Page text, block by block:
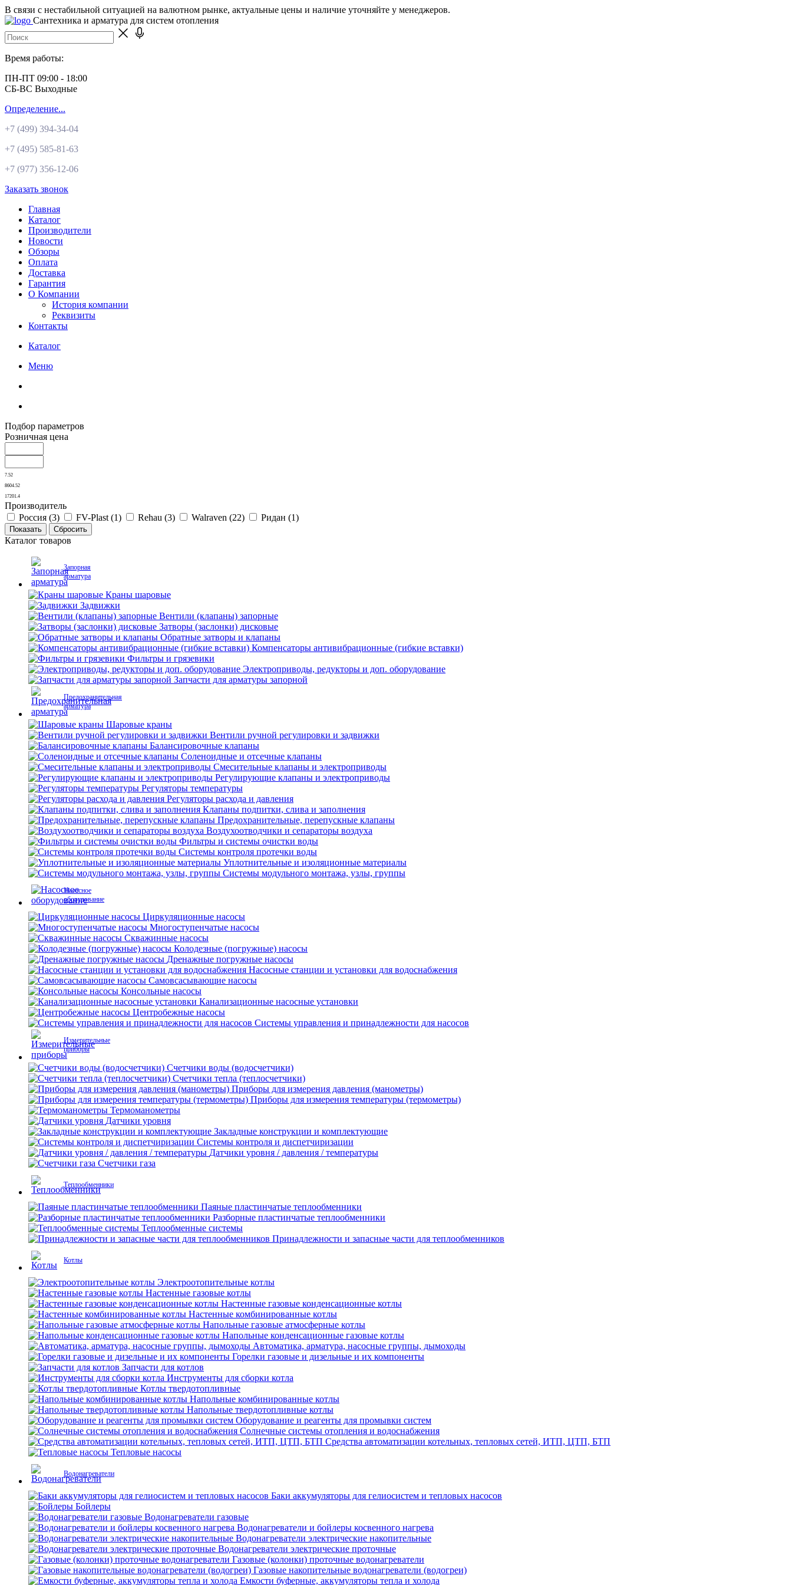
В связи с нестабильной ситуацией на валютном рынке, актуальные цены и наличие уточняйте у менеджеров.
Сантехника и арматура для систем отопления
Время работы:
ПН-ПТ 09:00 - 18:00
СБ-ВС Выходные
Определение...
+7 (499) 394-34-04
+7 (495) 585-81-63
+7 (977) 356-12-06
Заказать звонок
Главная
Каталог
Производители
Новости
Обзоры
Оплата
Доставка
Гарантия
О Компании
История компании
Реквизиты
Контакты
Каталог
Меню
Подбор параметров
Розничная цена
7.52
8604.52
17201.4
Производитель
Россия (3) FV-Plast (1) Rehau (3) Walraven (22) Ридан (1)
Каталог товаров
Запорная
арматура
Краны шаровые
Задвижки
Вентили (клапаны) запорные
Затворы (заслонки) дисковые
Обратные затворы и клапаны
Компенсаторы антивибрационные (гибкие вставки)
Фильтры и грязевики
Электроприводы, редукторы и доп. оборудование
Запчасти для арматуры запорной
Предохранительная
арматура
Шаровые краны
Вентили ручной регулировки и задвижки
Балансировочные клапаны
Соленоидные и отсечные клапаны
Смесительные клапаны и электроприводы
Регулирующие клапаны и электроприводы
Регуляторы температуры
Регуляторы расхода и давления
Клапаны подпитки, слива и заполнения
Предохранительные, перепускные клапаны
Воздухоотводчики и сепараторы воздуха
Фильтры и системы очистки воды
Системы контроля протечки воды
Уплотнительные и изоляционные материалы
Системы модульного монтажа, узлы, группы
Насосное
оборудование
Циркуляционные насосы
Многоступенчатые насосы
Скважинные насосы
Колодезные (погружные) насосы
Дренажные погружные насосы
Насосные станции и установки для водоснабжения
Самовсасывающие насосы
Консольные насосы
Канализационные насосные установки
Центробежные насосы
Системы управления и принадлежности для насосов
Измерительные
приборы
Счетчики воды (водосчетчики)
Счетчики тепла (теплосчетчики)
Приборы для измерения давления (манометры)
Приборы для измерения температуры (термометры)
Термоманометры
Датчики уровня
Закладные конструкции и комплектующие
Системы контроля и диспетчиризации
Датчики уровня / давления / температуры
Счетчики газа
Теплообменники
Паяные пластинчатые теплообменники
Разборные пластинчатые теплообменники
Теплообменные системы
Принадлежности и запасные части для теплообменников
Котлы
Электроотопительные котлы
Настенные газовые котлы
Настенные газовые конденсационные котлы
Настенные комбинированные котлы
Напольные газовые атмосферные котлы
Напольные конденсационные газовые котлы
Автоматика, арматура, насосные группы, дымоходы
Горелки газовые и дизельные и их компоненты
Запчасти для котлов
Инструменты для сборки котла
Котлы твердотопливные
Напольные комбинированные котлы
Напольные твердотопливные котлы
Оборудование и реагенты для промывки систем
Солнечные системы отопления и водоснабжения
Средства автоматизации котельных, тепловых сетей, ИТП, ЦТП, БТП
Тепловые насосы
Водонагреватели
Баки аккумуляторы для гелиосистем и тепловых насосов
Бойлеры
Водонагреватели газовые
Водонагреватели и бойлеры косвенного нагрева
Водонагреватели электрические накопительные
Водонагреватели электрические проточные
Газовые (колонки) проточные водонагреватели
Газовые накопительные водонагреватели (водогреи)
Емкости буферные, аккумуляторы тепла и холода